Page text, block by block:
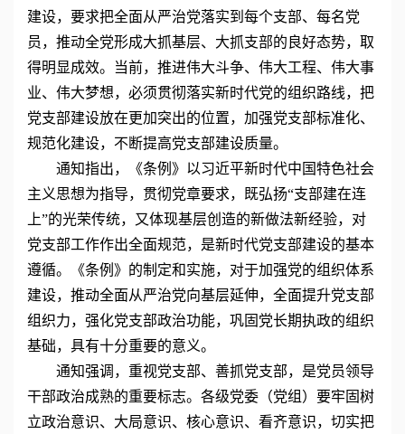
建设，要求把全面从严治党落实到每个支部、每名党
员，推动全党形成大抓基层、大抓支部的良好态势，取
得明显成效。当前，推进伟大斗争、伟大工程、伟大事
业、伟大梦想，必须贯彻落实新时代党的组织路线，把
党支部建设放在更加突出的位置，加强党支部标准化、
规范化建设，不断提高党支部建设质量。
通知指出，《条例》以习近平新时代中国特色社会
主义思想为指导，贯彻党章要求，既弘扬“支部建在连
上”的光荣传统，又体现基层创造的新做法新经验，对
党支部工作作出全面规范，是新时代党支部建设的基本
遵循。《条例》的制定和实施，对于加强党的组织体系
建设，推动全面从严治党向基层延伸，全面提升党支部
组织力，强化党支部政治功能，巩固党长期执政的组织
基础，具有十分重要的意义。
通知强调，重视党支部、善抓党支部，是党员领导
干部政治成熟的重要标志。各级党委（党组）要牢固树
立政治意识、大局意识、核心意识、看齐意识，切实把